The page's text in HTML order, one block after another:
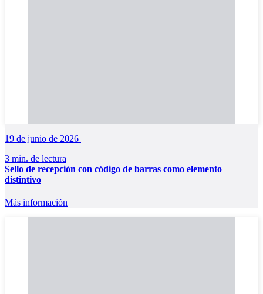
19 de junio de 2026 |
3 min. de lectura
Sello de recepción con código de barras como elemento
distintivo
Más información